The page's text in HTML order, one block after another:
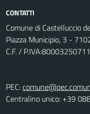
CONTATTI
Comune di Castelluccio
Piazza Municipio, 3 -
C.F. /
PEC:
Centralino unico: +39